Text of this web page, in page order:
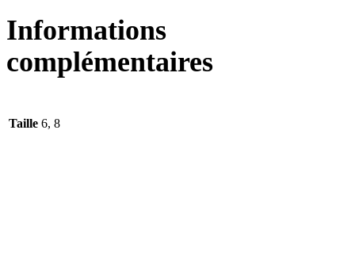
Informations
complémentaires
Taille 6, 8